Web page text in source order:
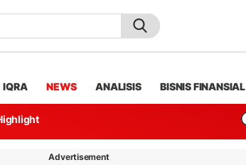
IQRA NEWS ANALISIS BISNIS FINANSIAL
Advertisement